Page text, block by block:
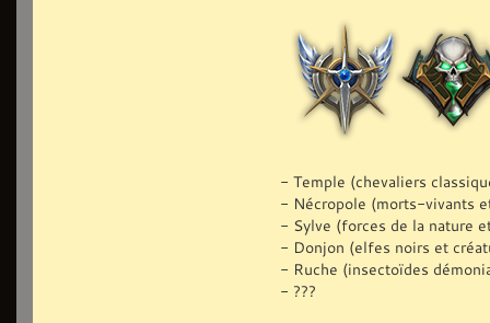
- Temple (chevaliers
- Nécropole (morts-vivants
- Sylve (forces de la nature
- Donjon (elfes noirs et
- Ruche (insectoïdes
- ???